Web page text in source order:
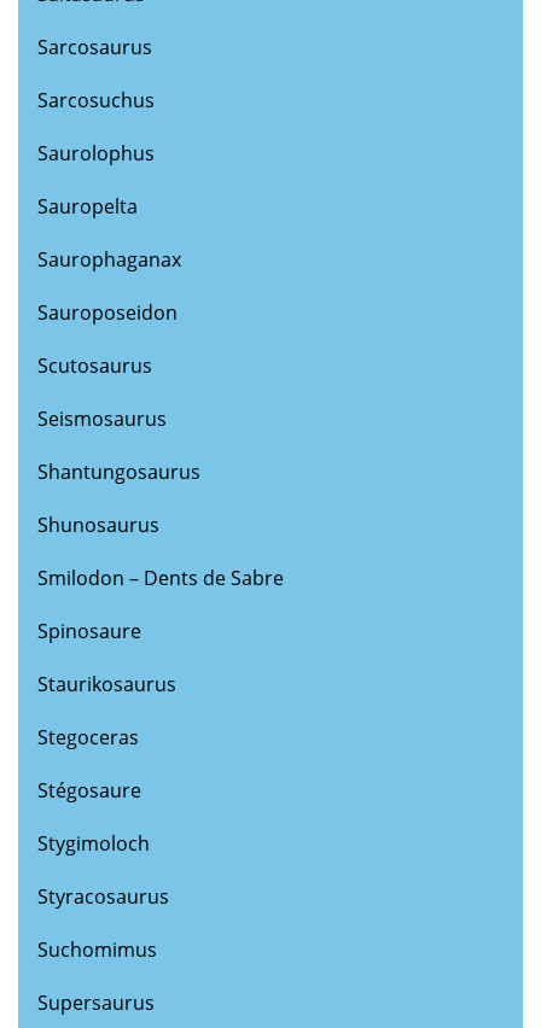
Sarcosaurus
Sarcosuchus
Saurolophus
Sauropelta
Saurophaganax
Sauroposeidon
Scutosaurus
Seismosaurus
Shantungosaurus
Shunosaurus
Smilodon – Dents de Sabre
Spinosaure
Staurikosaurus
Stegoceras
Stégosaure
Stygimoloch
Styracosaurus
Suchomimus
Supersaurus